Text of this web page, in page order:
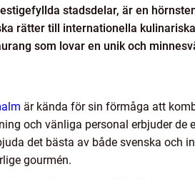
stadsdelar, är en
rätter till internationella
som lovar en unik och
är kända för sin förmåga att
och vänliga personal erbjuder de
det bästa av både svenska och
gourmén.